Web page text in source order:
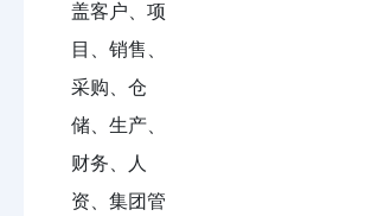
盖客户、项
目、销售、
采购、仓
储、生产、
财务、人
资、集团管